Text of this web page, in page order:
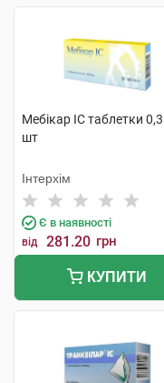
Мебікар IC таблетки 0,3
шт
Інтерхім
Є в наявності
від 281.20 грн
КУПИТИ